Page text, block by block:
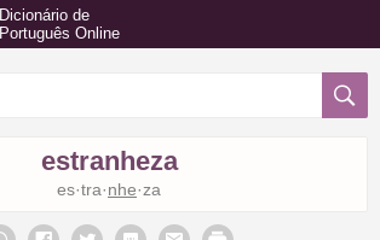
Dicionário de
Português Online
estranheza
es·tra·nhe·za